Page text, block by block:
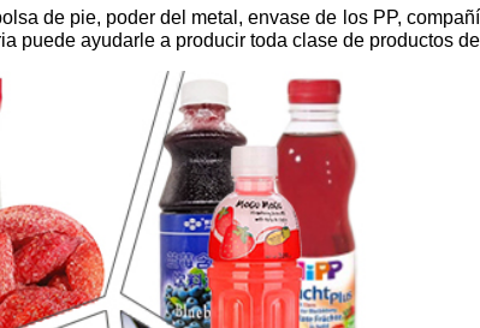
de pie, poder del metal, envase de los PP,
puede ayudarle a producir toda clase de productos